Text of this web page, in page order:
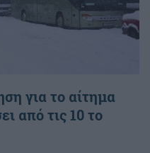
για το αίτημα
από τις 10 το